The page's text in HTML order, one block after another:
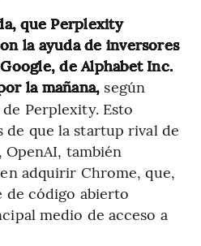
que Perplexity
la ayuda de inversores
de Alphabet Inc.
la mañana, según
Perplexity. Esto
que la startup rival de
también
adquirir Chrome, que,
código abierto
medio de acceso a